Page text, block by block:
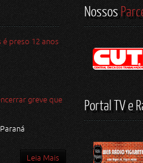
é preso 12 anos
greve que
Leia Mais
Nossos
Portal TV e